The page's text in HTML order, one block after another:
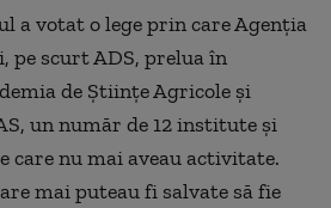
a votat o lege prin care Agenția
pe scurt ADS, prelua în
de Științe Agricole și
un număr de 12 institute și
care nu mai aveau activitate.
mai puteau fi salvate să fie